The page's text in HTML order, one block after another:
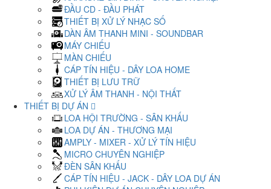
ĐẦU CD - ĐẦU PHÁT
THIẾT BỊ XỬ LÝ NHẠC SỐ
DÀN ÂM THANH MINI - SOUNDBAR
MÁY CHIẾU
MÀN CHIẾU
CÁP TÍN HIỆU - DÂY LOA HOME
THIẾT BỊ LƯU TRỮ
XỬ LÝ ÂM THANH - NỘI THẤT
THIẾT BỊ DỰ ÁN
LOA HỘI TRƯỜNG - SÂN KHẤU
LOA DỰ ÁN - THƯƠNG MẠI
AMPLY - MIXER - XỬ LÝ TÍN HIỆU
MICRO CHUYÊN NGHIỆP
ĐÈN SÂN KHẤU
CÁP TÍN HIỆU - JACK - DÂY LOA DỰ ÁN